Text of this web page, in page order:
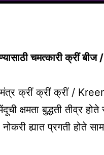
चमत्कारी क्रीं
मंत्र क्रीं क्रीं क्रीं /
क्षमता बुद्धती तीव्र
ह्यात प्रगती होते